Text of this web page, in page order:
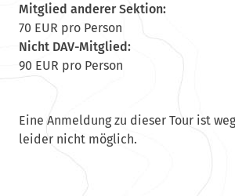
Mitglied anderer Sektion:
70 EUR pro Person
Nicht DAV-Mitglied:
90 EUR pro Person
Eine Anmeldung zu dieser Tour ist
leider nicht möglich.